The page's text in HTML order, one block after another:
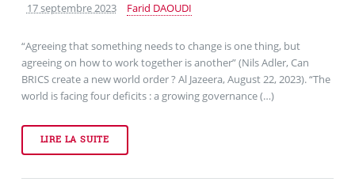
17 septembre 2023
Farid DAOUDI
“Agreeing that something needs to change is one thing, but
agreeing on how to work together is another” (Nils Adler, Can
BRICS create a new world order ? Al Jazeera, August 22, 2023). “The
world is facing four deficits : a growing governance (…)
LIRE LA SUITE